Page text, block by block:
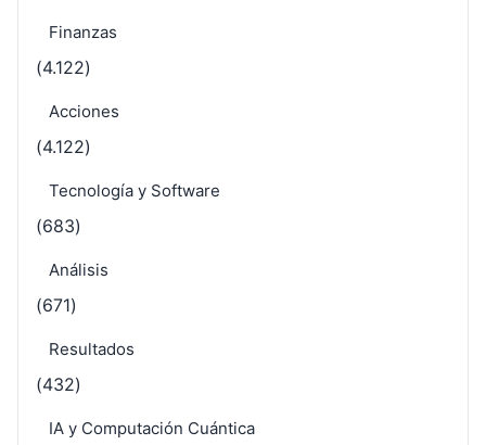
Finanzas
(4.122)
Acciones
(4.122)
Tecnología y Software
(683)
Análisis
(671)
Resultados
(432)
IA y Computación Cuántica